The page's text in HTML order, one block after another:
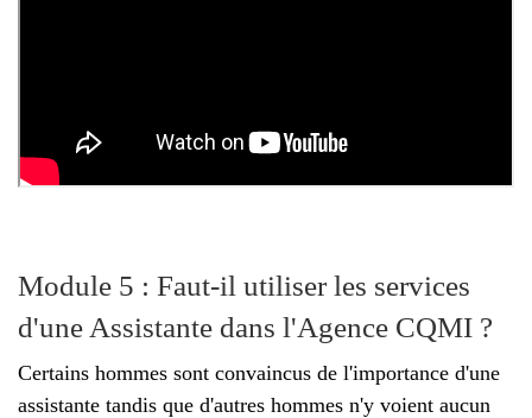
Module 5 : Faut-il utiliser les services
d'une Assistante dans l'Agence CQMI ?
Certains hommes sont convaincus de l'importance d'une
assistante tandis que d'autres hommes n'y voient aucun